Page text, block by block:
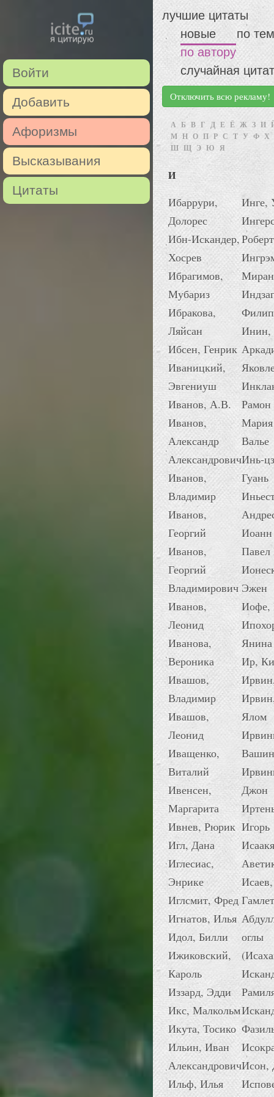
Войти
Добавить
Афоризмы
Высказывания
Цитаты
лучшие цитаты
новые
по
по автору
случайная
Отключить всю рекламу!
А Б В Г Д Е Ё Ж З И
М Н О П Р С Т У Ф Х
Ш Щ Э Ю Я
И
Ибаррури,
Долорес
Ибн-Искандер,
Хосрев
Ибрагимов,
Мубариз
Ибракова,
Ляйсан
Ибсен, Генрик
Иваницкий,
Эвгениуш
Иванов, А.В.
Иванов,
Александр
Александрович
Иванов,
Владимир
Иванов,
Георгий
Иванов,
Георгий
Владимирович
Иванов,
Леонид
Иванова,
Вероника
Ивашов,
Владимир
Ивашов,
Леонид
Иващенко,
Виталий
Ивенсен,
Маргарита
Ивнев, Рюрик
Игл, Дана
Иглесиас,
Энрике
Иглсмит, Фред
Игнатов, Илья
Идол, Билли
Ижиковский,
Кароль
Иззард, Эдди
Икс, Малкольм
Икута, Тосико
Ильин, Иван
Александрович
Ильф, Илья
Инге,
Роберт
Инин,
Рамон
Мария
Валье
Инь-
Гуань
Иоанн
Эжен
Янина
Ир,
Ялом
Джон
Игорь
Исаев,
Гамлет
оглы
Исон,